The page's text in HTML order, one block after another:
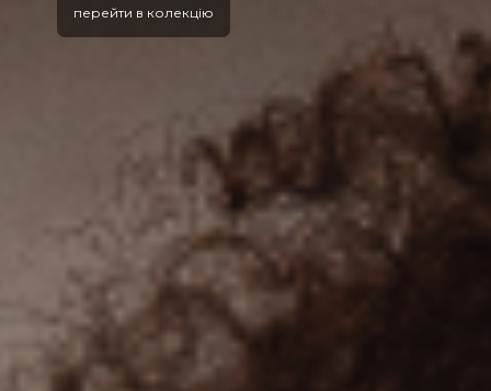
перейти в колекцію